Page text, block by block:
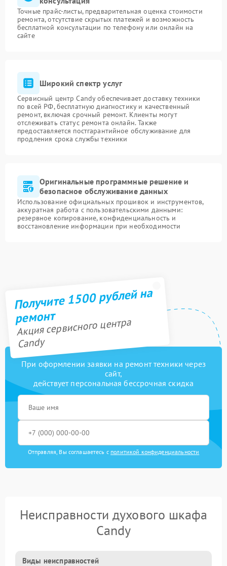
Точные прайс-листы, предварительная оценка стоимости
ремонта, отсутствие скрытых платежей и возможность
бесплатной консультации по телефону или онлайн на
сайте
Широкий спектр услуг
Сервисный центр Candy обеспечивает доставку техники
по всей РФ, бесплатную диагностику и качественный
ремонт, включая срочный ремонт. Клиенты могут
отслеживать статус ремонта онлайн. Также
предоставляется постгарантийное обслуживание для
продления срока службы техники
Оригинальные программные решение и
безопасное обслуживание данных
Использование официальных прошивок и инструментов,
аккуратная работа с пользовательскими данными:
резервное копирование, конфиденциальность и
восстановление информации при необходимости
Получите 1500 рублей на
ремонт
Акция сервисного центра
Candy
При оформлении заявки на ремонт техники через
сайт,
действует персональная бессрочная скидка
Отправляя, Вы соглашаетесь с политикой конфиденциальности
Неисправности духового шкафа
Candy
Виды неисправностей